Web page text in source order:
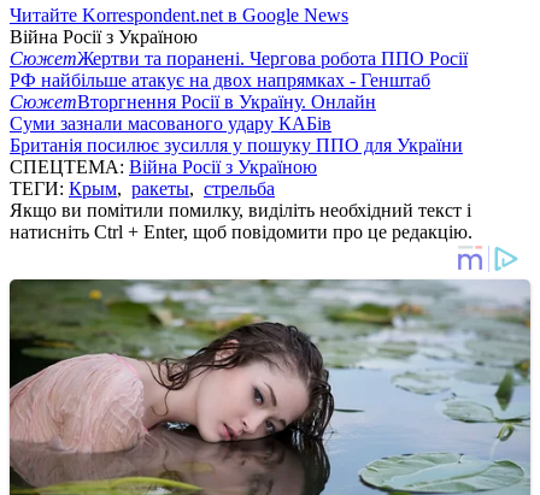
Читайте Korrespondent.net в Google News
Війна Росії з Україною
СюжетЖертви та поранені. Чергова робота ППО Росії
РФ найбільше атакує на двох напрямках - Генштаб
СюжетВторгнення Росії в Україну. Онлайн
Суми зазнали масованого удару КАБів
Британія посилює зусилля у пошуку ППО для України
СПЕЦТЕМА: Війна Росії з Україною
ТЕГИ: Крым, ракеты, стрельба
Якщо ви помітили помилку, виділіть необхідний текст і
натисніть Ctrl + Enter, щоб повідомити про це редакцію.